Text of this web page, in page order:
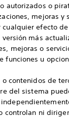
autorizados o
mejoras
efecto
más
mejoras o
funciones u
contenidos de
del sistema
controlan ni